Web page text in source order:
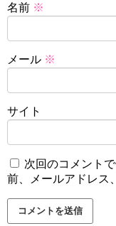
名前 ※
メール ※
サイト
次回のコメント
前、メールアドレス